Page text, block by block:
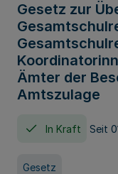
Gesetz zur
Ämter der
Amtszulage
In Kraft Seit
Gesetz